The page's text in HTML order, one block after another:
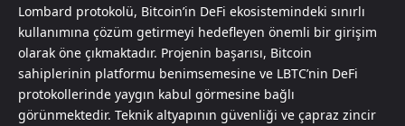
Lombard protokolü, Bitcoin’in DeFi ekosistemindeki sınırlı
kullanımına çözüm getirmeyi hedefleyen önemli bir girişim
olarak öne çıkmaktadır. Projenin başarısı, Bitcoin
sahiplerinin platformu benimsemesine ve LBTC’nin DeFi
protokollerinde yaygın kabul görmesine bağlı
görünmektedir. Teknik altyapının güvenliği ve çapraz zincir